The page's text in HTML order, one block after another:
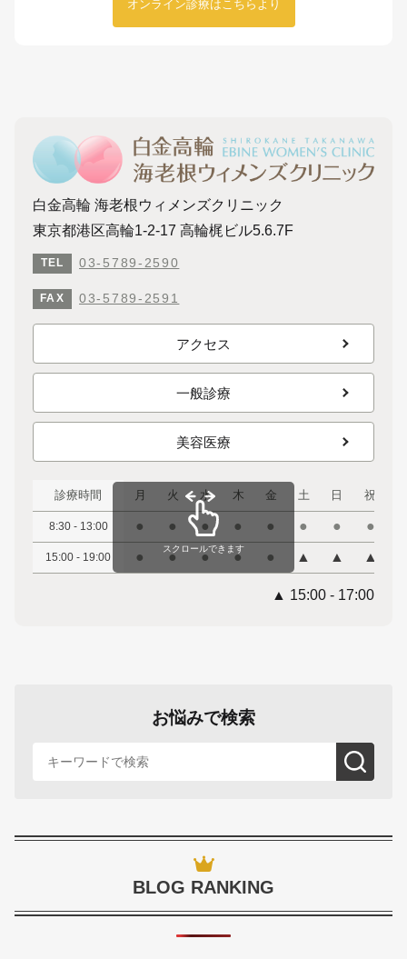
オンライン診療はこちらより
白金高輪 海老根ウィメンズクリニック
東京都港区高輪1-2-17 高輪梶ビル5.6.7F
TEL 03-5789-2590
FAX 03-5789-2591
アクセス
一般診療
美容医療
診療時間 月 火 水 木 金 土 日 祝
8:30 - 13:00 ● ● ● ● ● ● ● ●
15:00 - 19:00 ● ● ● ● ● ▲ ▲ ▲
スクロールできます
▲ 15:00 - 17:00
お悩みで検索
BLOG RANKING